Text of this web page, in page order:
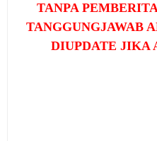
TANPA
TANGGUNGJAWAB
DIUPDATE JIKA